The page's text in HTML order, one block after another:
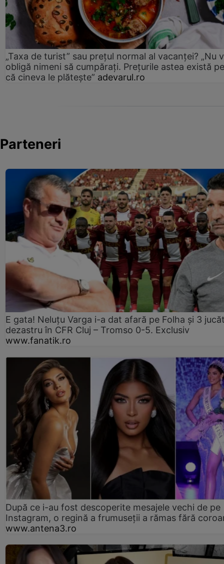
„Taxa de turist” sau prețul normal al vacanței? „Nu
obligă nimeni să cumpărați. Prețurile astea există
că cineva le plătește” adevarul.ro
Parteneri
E gata! Neluțu Varga i-a dat afară pe Folha și 3
dezastru în CFR Cluj – Tromso 0-5. Exclusiv
www.fanatik.ro
După ce i-au fost descoperite mesajele vechi de pe
Instagram, o regină a frumuseții a rămas fără
www.antena3.ro